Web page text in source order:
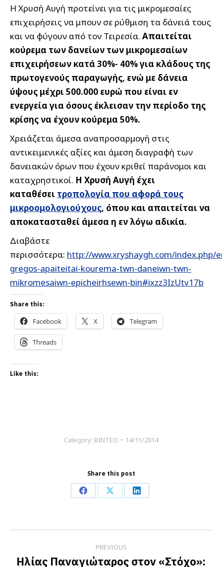
Η Χρυσή Αυγή προτείνει για τις μικρομεσαίες
επιχειρήσεις να μπουν σε ρύθμιση τα δάνειά τους
και να φύγουν από τον Τειρεσία. Απαιτείται
κούρεμα των δανείων των μικρομεσαίων
επιχειρήσεων κατά 30%- 40% για κλάδους της
πρωτογενούς παραγωγής, ενώ με δάνεια
ύψους μέχρι 500.000 ευρώ που είναι εν
ενεργεία για όσους έκλεισαν την περίοδο της
κρίσης να έχουν κούρεμα 50%.
Χρειάζεται άμεσα αναπροσαρμογή στις
αντικειμενικές αξίες και άμεση διαγραφή των
δανειακών όρων που έχουν κριθεί παράνομοι και
καταχρηστικοί. Η Χρυσή Αυγή έχει
καταθέσει τροπολογία που αφορά τους
μικροομολογιούχους, όπου και απαιτείται να
αποκατασταθεί άμεσα η εν λόγω αδικία.
Διαβάστε
περισσότερα: http://www.xryshaygh.com/index.php/
gregos-apaiteitai-kourema-twn-daneiwn-twn-
mikromesaiwn-epicheirhsewn-bin#ixzz3IzUtv17b
Share this:
Facebook X Telegram
Threads
Like this:
Category: ΒΙΝΤΕΟ 14/11/2014
Share this post
Share
Facebook
Share
X
Share
LinkedIn
PREVIOUS
Ηλίας Παναγιώταρος στον «Στόχο»: